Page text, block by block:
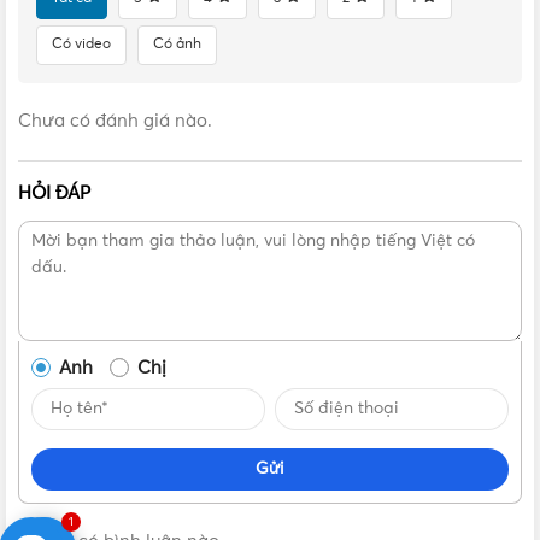
Có video Có ảnh
Chưa có đánh giá nào.
HỎI ĐÁP
Anh Chị
Gửi
1